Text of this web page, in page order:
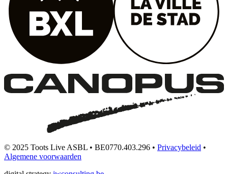
© 2025 Toots Live ASBL • BE0770.403.296 • Privacybeleid •
Algemene voorwaarden